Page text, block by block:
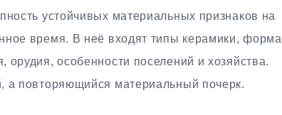
устойчивых материальных признаков на
время. В неё входят типы керамики, форма
особенности поселений и хозяйства.
а повторяющийся материальный почерк.